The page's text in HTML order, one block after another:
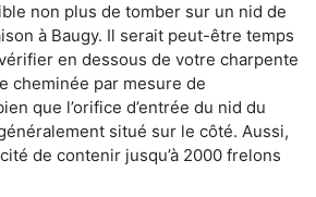
non plus de tomber sur un nid de
à Baugy. Il serait peut-être temps
en dessous de votre charpente
cheminée par mesure de
que l’orifice d’entrée du nid du
situé sur le côté. Aussi,
de contenir jusqu’à 2000 frelons